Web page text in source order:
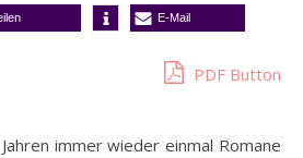
E-Mail
PDF Button